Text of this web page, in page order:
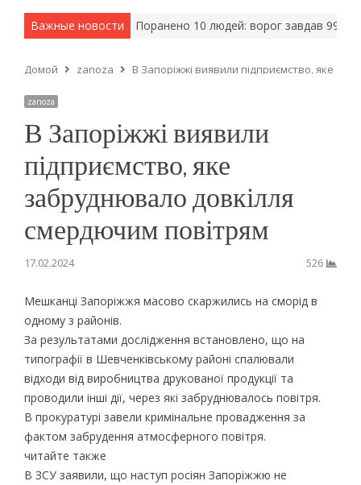
Важные новости
армейские методы. Поранено 10 людей: ворог завдав 997
Домой zanoza В Запоріжжі виявили підприємство, яке
zanoza
В Запоріжжі виявили
підприємство, яке
забруднювало довкілля
смердючим повітрям
17.02.2024 526
Мешканці Запоріжжя масово скаржились на сморід в
одному з районів.
За результатами дослідження встановлено, що на
типографії в Шевченківському районі спалювали
відходи від виробництва друкованої продукції та
проводили інші дії, через які забруднювалось повітря.
В прокуратурі завели кримінальне провадження за
фактом забрудення атмосферного повітря.
читайте также
В ЗСУ заявили, що наступ росіян Запоріжжю не